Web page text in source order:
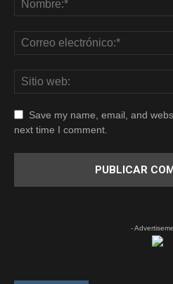
Save my name, email, and
next time I comment.
-